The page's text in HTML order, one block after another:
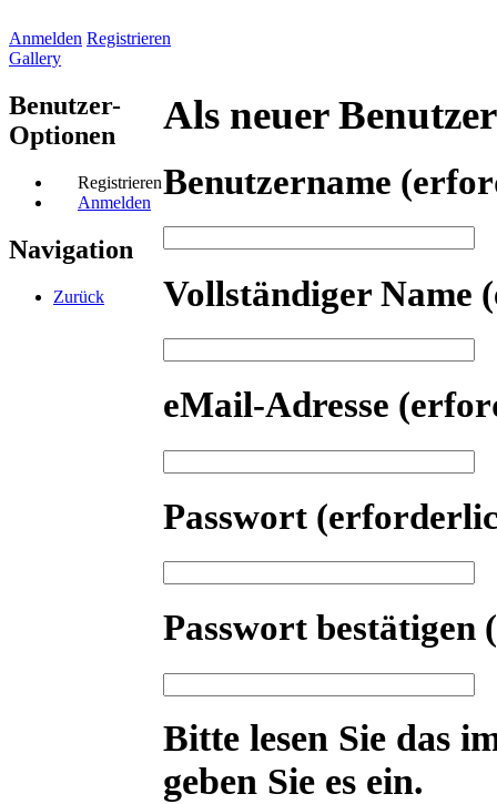
Anmelden Registrieren
Gallery
Benutzer-
Optionen
Registrieren
Anmelden
Navigation
Zurück
Als neuer
Benutzername
Vollständiger Name
eMail-Adresse
Passwort
Passwort bestätigen
Bitte lesen Sie das
geben Sie es ein.